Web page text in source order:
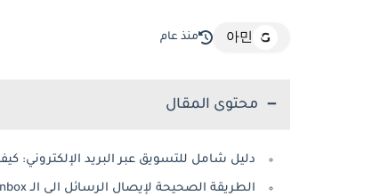
아민 منذ عام
محتوى المقال
دليل شامل للتسويق عبر البريد الإلكتروني:
الطريقة الصحيحة لإيصال الرسائل الى الـ Inbox